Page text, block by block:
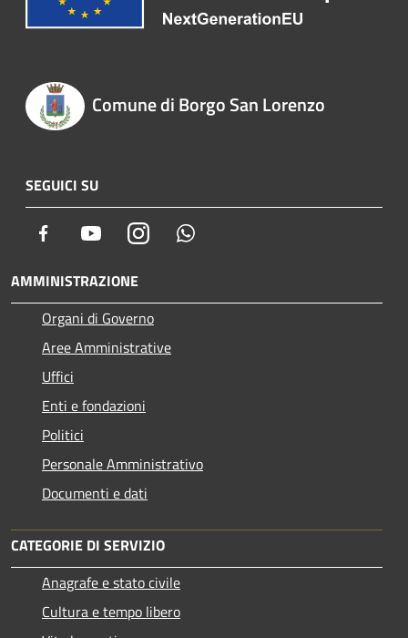
Comune di Borgo San Lorenzo
SEGUICI SU
Facebook YoutubeInstagram
AMMINISTRAZIONE
Organi di Governo
Aree Amministrative
Uffici
Enti e fondazioni
Politici
Personale Amministrativo
Documenti e dati
CATEGORIE DI SERVIZIO
Anagrafe e stato civile
Cultura e tempo libero